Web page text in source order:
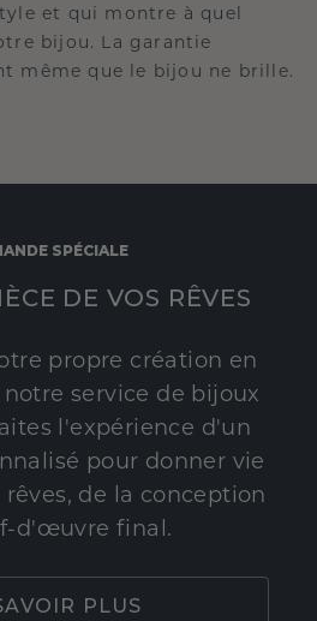
et qui montre à quel
bijou. La garantie
même que le bijou ne brille.
SPÉCIALE
DE VOS RÊVES
propre création en
service de bijoux
l'expérience d'un
pour donner vie
de la conception
d'œuvre final.
PLUS